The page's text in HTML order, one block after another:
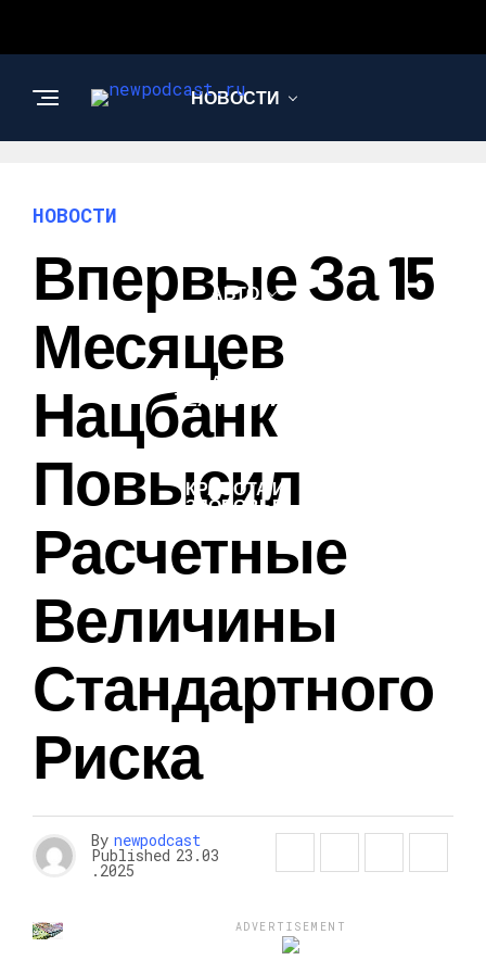
НОВОСТИ
АВТО
НАУКА И
ТЕХНОЛОГИИ
КРАСОТА И
ЗДОРОВЬЕ
НОВОСТИ
Впервые За 15
Месяцев
Нацбанк
Повысил
Расчетные
Величины
Стандартного
Риска
By newpodcast
Published 23.03
.2025
ADVERTISEMENT